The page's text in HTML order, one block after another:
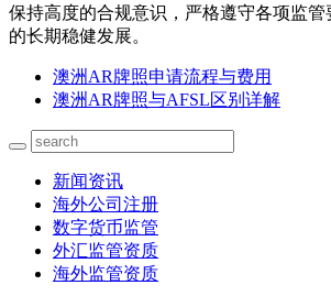
保持高度的合规意识，严格遵守各项监
的长期稳健发展。
澳洲AR牌照申请流程与费用
澳洲AR牌照与AFSL区别详解
新闻资讯
海外公司注册
数字货币监管
外汇监管资质
海外监管资质